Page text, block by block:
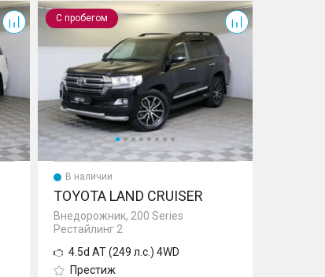
С пробегом
Land Cruiser
В наличии
TOYOTA LAND CRUISER
Внедорожник, 200 Series
Рестайлинг 2
4.5d AT (249 л.с.) 4WD
Престиж